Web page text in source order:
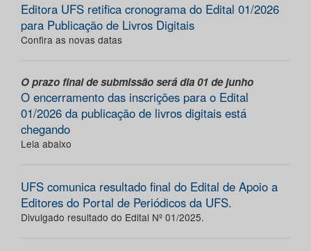
Editora UFS retifica cronograma do Edital 01/2026
para Publicação de Livros Digitais
Confira as novas datas
O prazo final de submissão será dia 01 de junho
O encerramento das inscrições para o Edital
01/2026 da publicação de livros digitais está
chegando
Leia abaixo
UFS comunica resultado final do Edital de Apoio a
Editores do Portal de Periódicos da UFS.
Divulgado resultado do Edital Nº 01/2025.